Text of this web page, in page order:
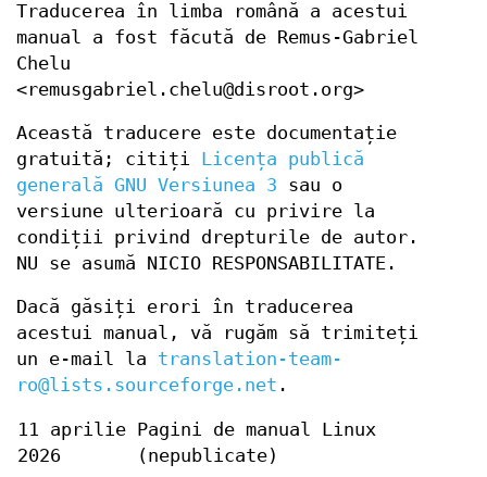
Traducerea în limba română a acestui
manual a fost făcută de Remus-Gabriel
Chelu
<remusgabriel.chelu@disroot.org>
Această traducere este documentație
gratuită; citiți Licența publică
generală GNU Versiunea 3 sau o
versiune ulterioară cu privire la
condiții privind drepturile de autor.
NU se asumă NICIO RESPONSABILITATE.
Dacă găsiți erori în traducerea
acestui manual, vă rugăm să trimiteți
un e-mail la translation-team-
ro@lists.sourceforge.net .
11 aprilie
2026
Pagini de manual Linux
(nepublicate)